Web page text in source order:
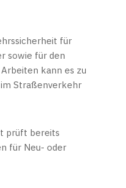
für
sowie für den
kann es zu
Straßenverkehr
prüft bereits
für Neu- oder